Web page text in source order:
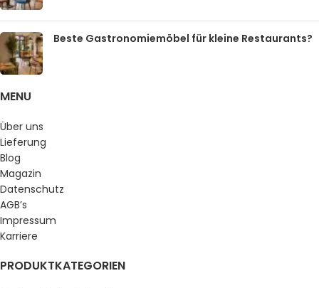
Beste Gastronomiemöbel für kleine Restaurants?
MENU
Über uns
Lieferung
Blog
Magazin
Datenschutz
AGB’s
Impressum
Karriere
PRODUKTKATEGORIEN